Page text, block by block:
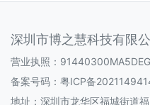
深圳市博之慧科技有限
营业执照：
备案号码： 粤ICP备
地址：深圳市龙华区福城街道